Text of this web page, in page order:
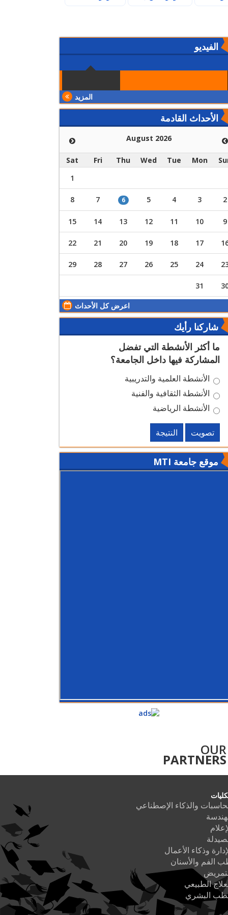
الفيديو
المزيد
الأحداث القادمة
August 2026
Mon
Tue
Wed
Thu
Fri
Sat
1
2
3
4
5
6
7
8
9
10
11
12
13
14
15
17
18
19
20
21
22
24
25
26
27
28
29
31
اعرض كل الأحداث
شاركنا رأيك
ما أكثر الأنشطة التي تفضل
المشاركة فيها داخل الجامعة؟
الأنشطة العلمية والتدريبية
الأنشطة الثقافية والفنية
الأنشطة الرياضية
تصويت النتيجة
موقع جامعة MTI
OUR
PARTNERS
والذكاء الإصطناعي
وذكاء الأعمال
الفم والأسنان
الطبيعي
البشري